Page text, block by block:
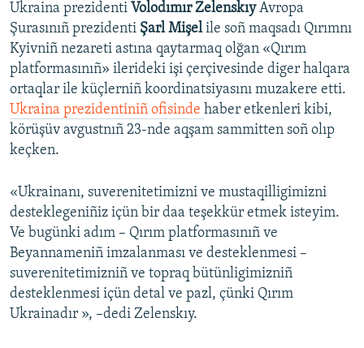
RFE/RS bütün saytları
Ukraina prezidenti Volodımır ZelenskıyAvropa
Şurasınıñ prezidenti Şarl Mişelile soñ maqsadı Qırımnı
Kyivniñ nezareti astına qaytarmaq olğan «Qırım
platformasınıñ» ilerideki işi çerçivesinde diger halqara
ortaqlar ile küçlerniñ koordinatsiyasını muzakere etti.
Ukraina prezidentiniñ ofisinde haber etkenleri kibi,
körüşüv avgustnıñ 23-nde aqşam sammitten soñ olıp
keçken.
«Ukrainanı, suverenitetimizni ve mustaqilligimizni
desteklegeniñiz içün bir daa teşekkür etmek isteyim.
Ve bugünki adım – Qırım platformasınıñ ve
Beyannameniñ imzalanması ve desteklenmesi –
suverenitetimizniñ ve topraq bütünligimizniñ
desteklenmesi içün detal ve pazl, çünki Qırım
Ukrainadır », –dedi Zelenskıy.